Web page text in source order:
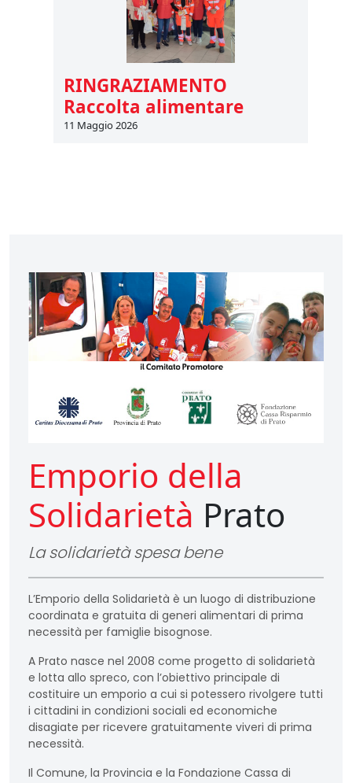
RINGRAZIAMENTO
Raccolta alimentare
11 Maggio 2026
Emporio della
Solidarietà Prato
La solidarietà spesa bene
L’Emporio della Solidarietà è un luogo di distribuzione
coordinata e gratuita di generi alimentari di prima
necessità per famiglie bisognose.
A Prato nasce nel 2008 come progetto di solidarietà
e lotta allo spreco, con l’obiettivo principale di
costituire un emporio a cui si potessero rivolgere tutti
i cittadini in condizioni sociali ed economiche
disagiate per ricevere gratuitamente viveri di prima
necessità.
Il Comune, la Provincia e la Fondazione Cassa di